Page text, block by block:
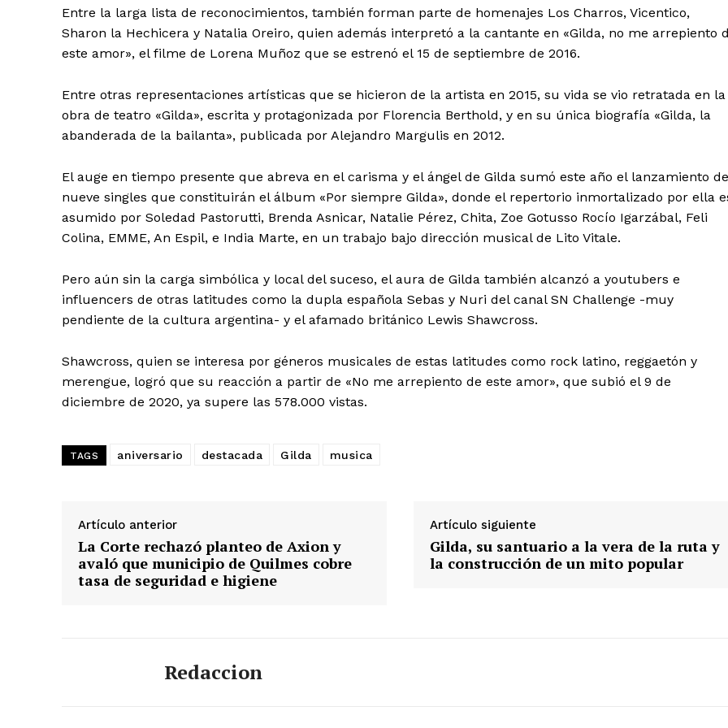
Entre la larga lista de reconocimientos, también forman parte de homenajes Los Charros, Vicentico,
Sharon la Hechicera y Natalia Oreiro, quien además interpretó a la cantante en «Gilda, no me arrepiento
este amor», el filme de Lorena Muñoz que se estrenó el 15 de septiembre de 2016.
Entre otras representaciones artísticas que se hicieron de la artista en 2015, su vida se vio retratada en la
obra de teatro «Gilda», escrita y protagonizada por Florencia Berthold, y en su única biografía «Gilda, la
abanderada de la bailanta», publicada por Alejandro Margulis en 2012.
El auge en tiempo presente que abreva en el carisma y el ángel de Gilda sumó este año el lanzamiento de
nueve singles que constituirán el álbum «Por siempre Gilda», donde el repertorio inmortalizado por ella
asumido por Soledad Pastorutti, Brenda Asnicar, Natalie Pérez, Chita, Zoe Gotusso Rocío Igarzábal, Feli
Colina, EMME, An Espil, e India Marte, en un trabajo bajo dirección musical de Lito Vitale.
Pero aún sin la carga simbólica y local del suceso, el aura de Gilda también alcanzó a youtubers e
influencers de otras latitudes como la dupla española Sebas y Nuri del canal SN Challenge -muy
pendiente de la cultura argentina- y el afamado británico Lewis Shawcross.
Shawcross, quien se interesa por géneros musicales de estas latitudes como rock latino, reggaetón y
merengue, logró que su reacción a partir de «No me arrepiento de este amor», que subió el 9 de
diciembre de 2020, ya supere las 578.000 vistas.
TAGS aniversario destacada Gilda musica
Artículo anterior
La Corte rechazó planteo de Axion y
avaló que municipio de Quilmes cobre
tasa de seguridad e higiene
Artículo siguiente
Gilda, su santuario a la vera de la ruta y
la construcción de un mito popular
Redaccion